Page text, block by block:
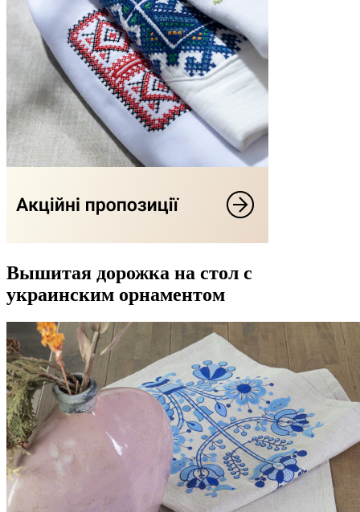
Вышитая дорожка на стол с
украинским орнаментом